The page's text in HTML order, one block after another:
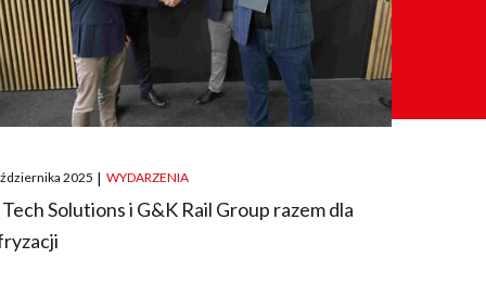
2025 | WYDARZENIA
Tech Solutions i G&K Rail Group razem dla